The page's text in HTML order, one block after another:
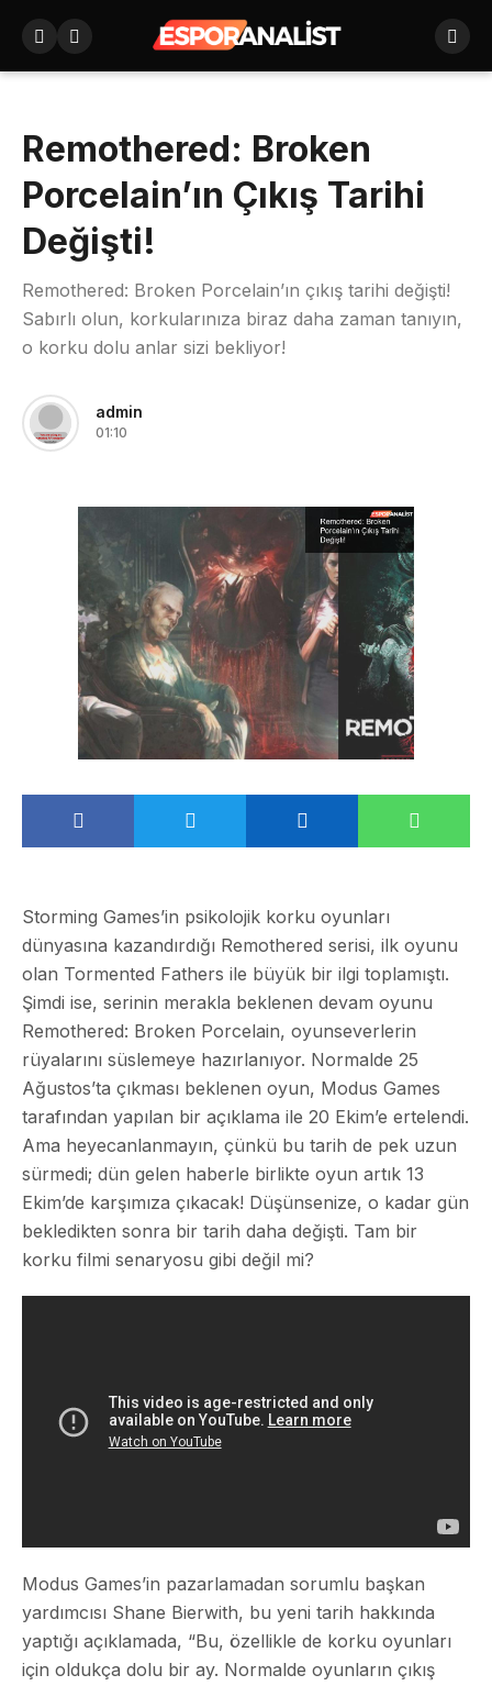
Remothered: Broken
Porcelain’ın Çıkış Tarihi
Değişti!
Remothered: Broken Porcelain’ın çıkış tarihi değişti!
Sabırlı olun, korkularınıza biraz daha zaman tanıyın,
o korku dolu anlar sizi bekliyor!
admin
01:10
Storming Games’in psikolojik korku oyunları
dünyasına kazandırdığı Remothered serisi, ilk oyunu
olan Tormented Fathers ile büyük bir ilgi toplamıştı.
Şimdi ise, serinin merakla beklenen devam oyunu
Remothered: Broken Porcelain, oyunseverlerin
rüyalarını süslemeye hazırlanıyor. Normalde 25
Ağustos’ta çıkması beklenen oyun, Modus Games
tarafından yapılan bir açıklama ile 20 Ekim’e ertelendi.
Ama heyecanlanmayın, çünkü bu tarih de pek uzun
sürmedi; dün gelen haberle birlikte oyun artık 13
Ekim’de karşımıza çıkacak! Düşünsenize, o kadar gün
bekledikten sonra bir tarih daha değişti. Tam bir
korku filmi senaryosu gibi değil mi?
Modus Games’in pazarlamadan sorumlu başkan
yardımcısı Shane Bierwith, bu yeni tarih hakkında
yaptığı açıklamada, “Bu, özellikle de korku oyunları
için oldukça dolu bir ay. Normalde oyunların çıkış